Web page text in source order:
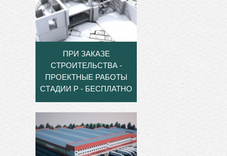
ПРИ ЗАКАЗЕ
СТРОИТЕЛЬСТВА -
ПРОЕКТНЫЕ РАБОТЫ
СТАДИИ Р - БЕСПЛАТНО